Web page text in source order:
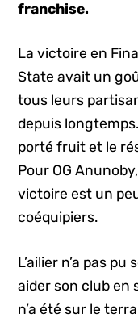
franchise.
La victoire en
State avait un
tous leurs
depuis
porté fruit et le
Pour OG
victoire est un
coéquipiers.
L’ailier n’a pas
aider son club en
n’a été sur le